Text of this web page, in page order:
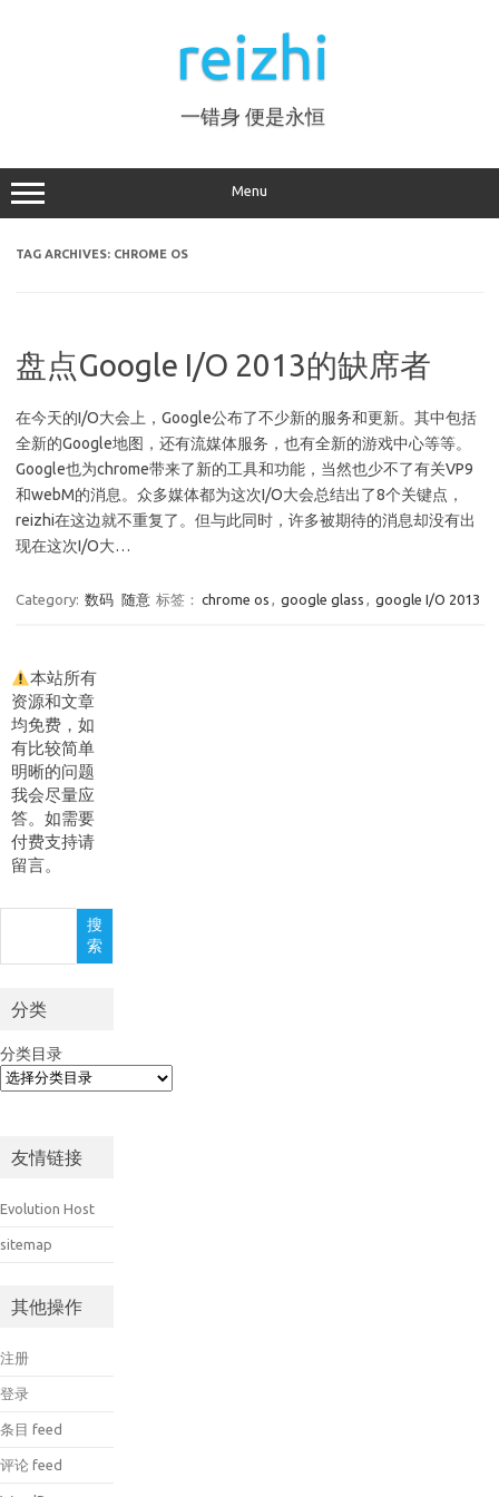
reizhi
一错身 便是永恒
Menu
TAG ARCHIVES: CHROME OS
盘点Google I/O 2013的缺席者
在今天的I/O大会上，Google公布了不少新的服务和更新。其中包括
全新的Google地图，还有流媒体服务，也有全新的游戏中心等等。
Google也为chrome带来了新的工具和功能，当然也少不了有关VP9
和webM的消息。众多媒体都为这次I/O大会总结出了8个关键点，
reizhi在这边就不重复了。但与此同时，许多被期待的消息却没有出
现在这次I/O大…
Category: 数码 随意 标签： chrome os , google glass , google I/O 2013
本站所有
资源和文章
均免费，如
有比较简单
明晰的问题
我会尽量应
答。如需要
付费支持请
留言。
搜
索
分类
分类目录
友情链接
Evolution Host
sitemap
其他操作
注册
登录
条目 feed
评论 feed